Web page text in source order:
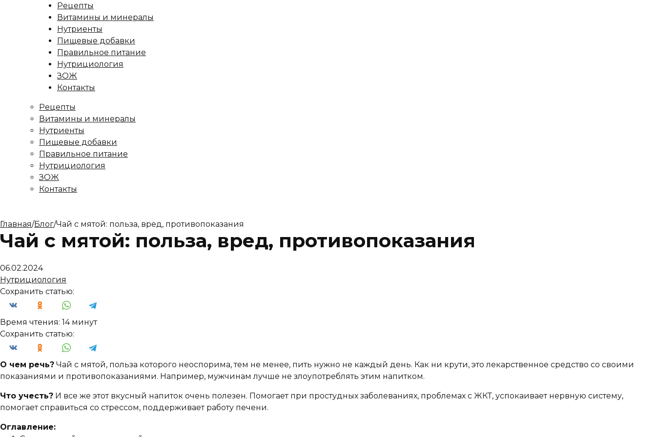
Рецепты
Витамины и минералы
Нутриенты
Пищевые добавки
Правильное питание
Нутрициология
ЗОЖ
Контакты
Рецепты
Витамины и минералы
Нутриенты
Пищевые добавки
Правильное питание
Нутрициология
ЗОЖ
Контакты
Главная/Блог/Чай с мятой: польза, вред, противопоказания
Чай с мятой: польза, вред, противопоказания
06.02.2024
Нутрициология
Сохранить статью:
Время чтения: 14 минут
Сохранить статью:
О чем речь? Чай с мятой, польза которого неоспорима, тем не менее, пить нужно не каждый день. Как ни крути, это лекарственное средство со своими
показаниями и противопоказаниями. Например, мужчинам лучше не злоупотреблять этим напитком.
Что учесть? И все же этот вкусный напиток очень полезен. Помогает при простудных заболеваниях, проблемах с ЖКТ, успокаивает нервную систему,
помогает справиться со стрессом, поддерживает работу печени.
Оглавление: